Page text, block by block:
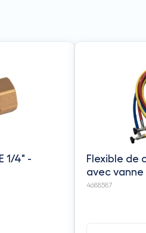
1/4" -
Flexible de
avec
d'accès /
4688587